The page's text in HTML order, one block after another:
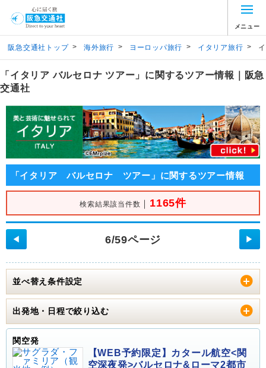
メニュー
阪急交通社トップ > 海外旅行 > ヨーロッパ旅行 > イタリア旅行 >
「イタリア バルセロナ ツアー」に関するツアー情報｜阪急
交通社
「イタリア バルセロナ ツアー」に関するツアー情報
検索結果該当件数 ｜ 1165件
◀ 6/59ページ ▶
並べ替え条件設定
出発地・日程で絞り込む
関空発
【WEB予約限定】カタール航空<関
空深夜発>バルセロナ&ローマ2都市